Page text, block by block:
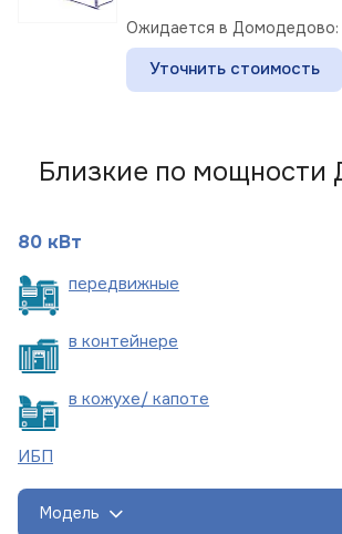
Ожидается в Домодедово:
Уточнить стоимость
Близкие по мощности
80 кВт
передвижные
в контейнере
в кожухе/ капоте
ИБП
Модель